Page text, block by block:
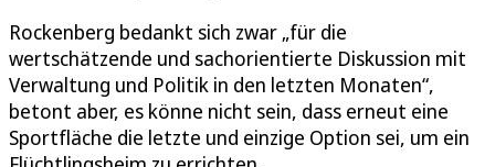
Rockenberg bedankt sich zwar „für die
wertschätzende und sachorientierte Diskussion mit
Verwaltung und Politik in den letzten Monaten“,
betont aber, es könne nicht sein, dass erneut eine
Sportfläche die letzte und einzige Option sei, um ein